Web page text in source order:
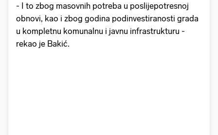
- I to zbog masovnih potreba u poslijepotresnoj
obnovi, kao i zbog godina podinvestiranosti grada
u kompletnu komunalnu i javnu infrastrukturu -
rekao je Bakić.